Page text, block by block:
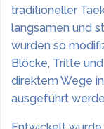
traditioneller
langsamen und
wurden so
Blöcke, Tritte
direktem Wege
ausgeführt